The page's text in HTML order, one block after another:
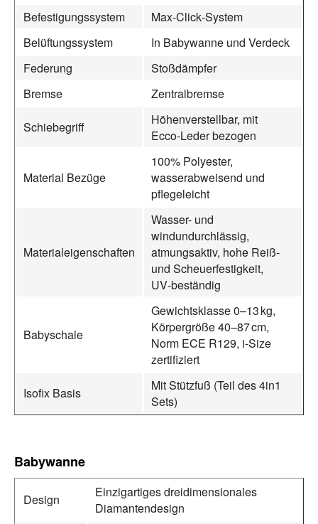
Befestigungssystem
Max‑Click‑System
Belüftungssystem
In Babywanne und Verdeck
Federung
Stoßdämpfer
Bremse
Zentralbremse
Schiebegriff
Höhenverstellbar, mit
Ecco‑Leder bezogen
Material Bezüge
100% Polyester,
wasserabweisend und
pflegeleicht
Materialeigenschaften
Wasser- und
windundurchlässig,
atmungsaktiv, hohe Reiß-
und Scheuerfestigkeit,
UV‑beständig
Babyschale
Gewichtsklasse 0–13 kg,
Körpergröße 40–87 cm,
Norm ECE R129, i‑Size
zertifiziert
Isofix Basis
Mit Stützfuß (Teil des 4in1
Sets)
Babywanne
Design
Einzigartiges dreidimensionales
Diamantendesign